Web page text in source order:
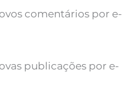
comentários por e-
publicações por e-